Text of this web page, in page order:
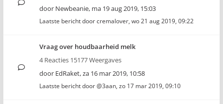
door Newbeanie, ma 19 aug 2019, 15:03
Laatste bericht doorcremalover, wo 21 aug 2019, 09:22
Vraag over houdbaarheid melk
4 Reacties 15177 Weergaves
door EdRaket,za 16 mar 2019, 10:58
Laatste bericht door@3aan, zo 17 mar 2019, 09:10